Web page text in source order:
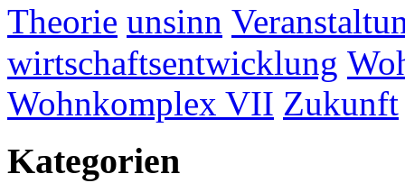
Theorie unsinn
wirtschaftsentwicklung
Wohnkomplex VII Zukunft
Kategorien